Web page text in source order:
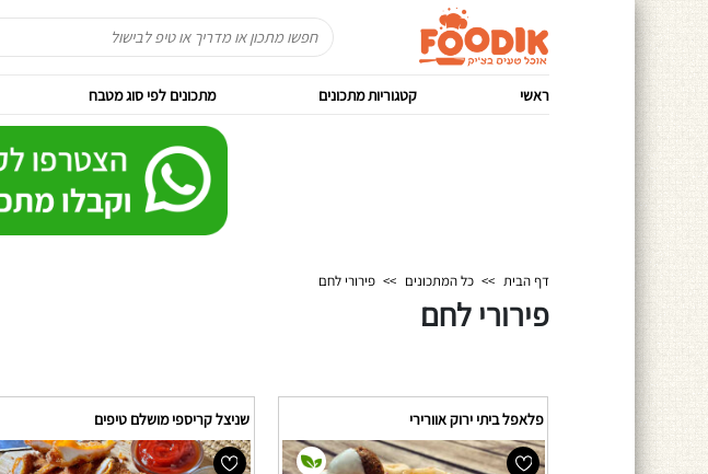
ראשי קטגוריות מתכונים מתכונים לפי סוג מטבח
דף הבית >> כל המתכונים >> פירורי לחם
פירורי לחם
פלאפל ביתי ירוק אוורירי שניצל קריספי מושלם טיפים